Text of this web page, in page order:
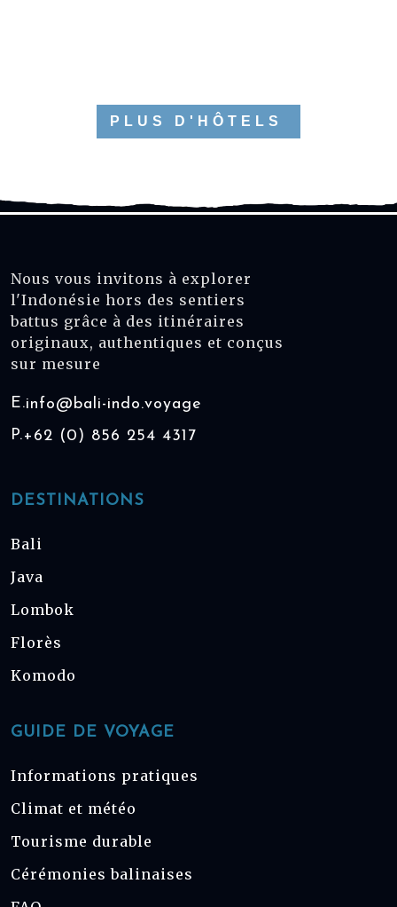
PLUS D'HÔTELS
Nous vous invitons à explorer
l'Indonésie hors des sentiers
battus grâce à des itinéraires
originaux, authentiques et conçus
sur mesure
E.info@bali-indo.voyage
P.+62 (0) 856 254 4317
DESTINATIONS
Bali
Java
Lombok
Florès
Komodo
GUIDE DE VOYAGE
Informations pratiques
Climat et météo
Tourisme durable
Cérémonies balinaises